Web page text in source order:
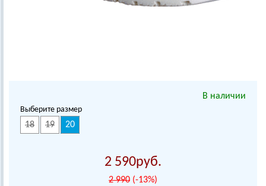
В наличии
Выберите размер
18 19 20
2 590
2 990 (-13%)